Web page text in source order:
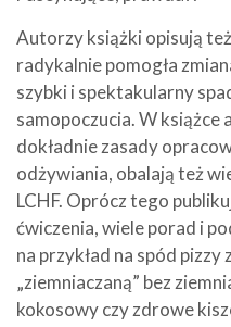
Autorzy książki opisują
radykalnie pomogła
szybki i spektakularny
samopoczucia. W
dokładnie zasady
odżywiania, obalają też
LCHF. Oprócz tego
ćwiczenia, wiele porad i
na przykład na spód pizzy
„ziemniaczaną” bez
kokosowy czy zdrowe